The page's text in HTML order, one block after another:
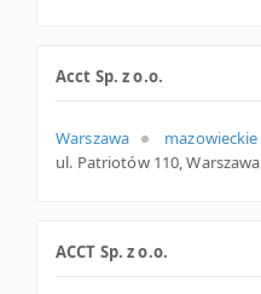
Acct Sp. z o.o.
Warszawa
mazowieckie
ul. Patriotów 110, Warszawa
ACCT Sp. z o.o.